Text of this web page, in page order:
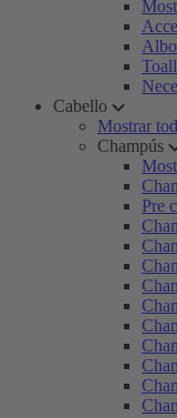
Cabello
Mostrar
Champús
Pre